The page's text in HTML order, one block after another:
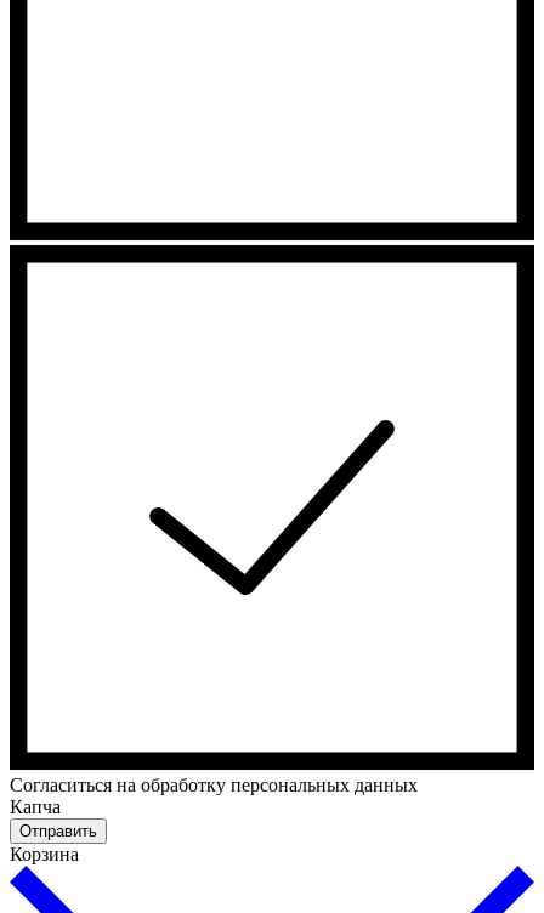
Cогласиться на обработку персональных данных
Капча
Отправить
Корзина